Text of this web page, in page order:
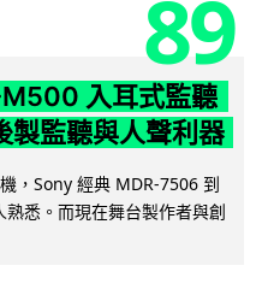
89
M500 入耳式監聽
製監聽與人聲利器
，Sony 經典 MDR-7506 到
悉。而現在舞台製作者與創